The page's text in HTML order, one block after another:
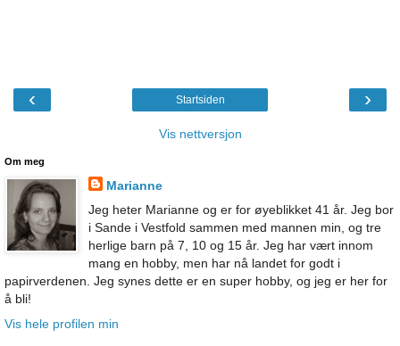
‹ ›
Startsiden
Vis nettversjon
Om meg
Marianne
Jeg heter Marianne og er for øyeblikket 41 år. Jeg bor
i Sande i Vestfold sammen med mannen min, og tre
herlige barn på 7, 10 og 15 år. Jeg har vært innom
mang en hobby, men har nå landet for godt i
papirverdenen. Jeg synes dette er en super hobby, og jeg er her for
å bli!
Vis hele profilen min